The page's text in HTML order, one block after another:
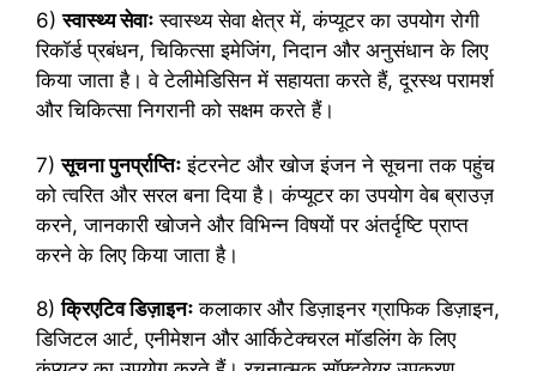
6)स्वास्थ्य सेवाः स्वास्थ्य सेवा क्षेत्र में, कंप्यूटर का उपयोग रोगी
रिकॉर्ड प्रबंधन, चिकित्सा इमेजिंग, निदान और अनुसंधान के लिए
किया जाता है। वे टेलीमेडिसिन में सहायता करते हैं, दूरस्थ परामर्श
और चिकित्सा निगरानी को सक्षम करते हैं।
7)सूचना पुनर्प्राप्तिः इंटरनेट और खोज इंजन ने सूचना तक पहुंच
को त्वरित और सरल बना दिया है। कंप्यूटर का उपयोग वेब ब्राउज़
करने, जानकारी खोजने और विभिन्न विषयों पर अंतर्दृष्टि प्राप्त
करने के लिए किया जाता है।
8)क्रिएटिव डिज़ाइनः कलाकार और डिज़ाइनर ग्राफिक डिज़ाइन,
डिजिटल आर्ट, एनीमेशन और आर्किटेक्चरल मॉडलिंग के लिए